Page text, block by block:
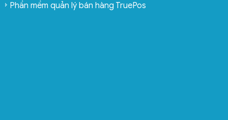
Phần mềm quản lý bán hàng TruePos